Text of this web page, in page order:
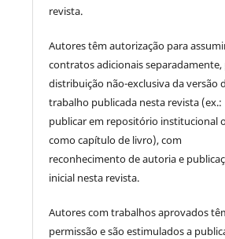
revista.
Autores têm autorização para
contratos adicionais separadamente,
distribuição não-exclusiva da versão
trabalho publicada nesta revista (ex.:
publicar em repositório institucional
como capítulo de livro), com
reconhecimento de autoria e
inicial nesta revista.
Autores com trabalhos aprovados
permissão e são estimulados a